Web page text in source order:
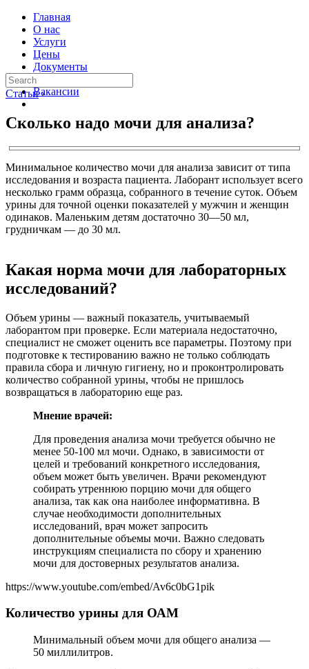
Главная
О нас
Услуги
Цены
Документы
Контакты
Вакансии
Статьи ›
Сколько надо мочи для анализа?
Минимальное количество мочи для анализа зависит от типа
исследования и возраста пациента. Лаборант использует всего
несколько грамм образца, собранного в течение суток. Объем
урины для точной оценки показателей у мужчин и женщин
одинаков. Маленьким детям достаточно 30—50 мл,
грудничкам — до 30 мл.
Какая норма мочи для лабораторных
исследований?
Объем урины — важный показатель, учитываемый
лаборантом при проверке. Если материала недостаточно,
специалист не сможет оценить все параметры. Поэтому при
подготовке к тестированию важно не только соблюдать
правила сбора и личную гигиену, но и проконтролировать
количество собранной урины, чтобы не пришлось
возвращаться в лабораторию еще раз.
Мнение врачей:
Для проведения анализа мочи требуется обычно не
менее 50-100 мл мочи. Однако, в зависимости от
целей и требований конкретного исследования,
объем может быть увеличен. Врачи рекомендуют
собирать утреннюю порцию мочи для общего
анализа, так как она наиболее информативна. В
случае необходимости дополнительных
исследований, врач может запросить
дополнительные объемы мочи. Важно следовать
инструкциям специалиста по сбору и хранению
мочи для достоверных результатов анализа.
https://www.youtube.com/embed/Av6c0bG1pik
Количество урины для ОАМ
Минимальный объем мочи для общего анализа —
50 миллилитров.